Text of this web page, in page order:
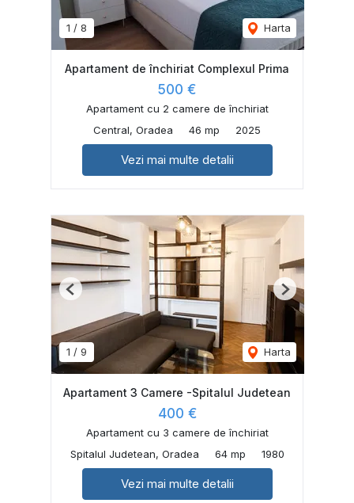
1 / 8 Harta
Apartament de închiriat Complexul Prima
500 €
Apartament cu 2 camere de închiriat
Central, Oradea
46 mp 2025
Vezi mai multe detalii
1 / 9 Harta
Previous Next
Apartament 3 Camere -Spitalul Judetean
400 €
Apartament cu 3 camere de închiriat
Spitalul Judetean, Oradea
64 mp 1980
Vezi mai multe detalii